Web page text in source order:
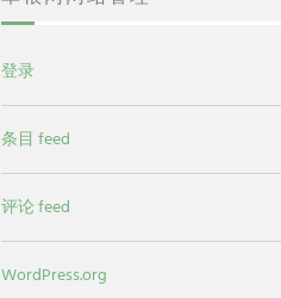
登录
条目 feed
评论 feed
WordPress.org